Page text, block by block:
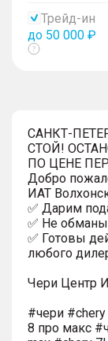
Трейд-ин
до 50 000 ₽
Показать
САНКТ-
СТОЙ!
ПО ЦЕНЕ
Добро
ИАТ
✅ Дарим
✅ Не
✅ Готовы
любого
Чери Центр
#чери
8 про макс